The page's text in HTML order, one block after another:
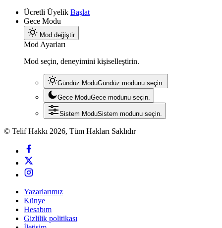
Ücretli Üyelik Başlat
Gece Modu
Mod değiştir
Mod Ayarları
Mod seçin, deneyimini kişiselleştirin.
Gündüz ModuGündüz modunu seçin.
Gece ModuGece modunu seçin.
Sistem ModuSistem modunu seçin.
© Telif Hakkı 2026, Tüm Hakları Saklıdır
Yazarlarımız
Künye
Hesabım
Gizlilik politikası